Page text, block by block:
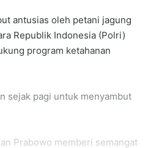
antusias oleh petani jagung
Republik Indonesia (Polri)
program ketahanan
sejak pagi untuk menyambut
Prabowo memberi semangat